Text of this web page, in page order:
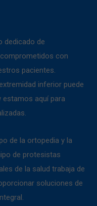
dedicado de
con
pacientes.
inferior puede
aquí para
de la ortopedia y la
de protesistas
de la salud trabaja de
soluciones de